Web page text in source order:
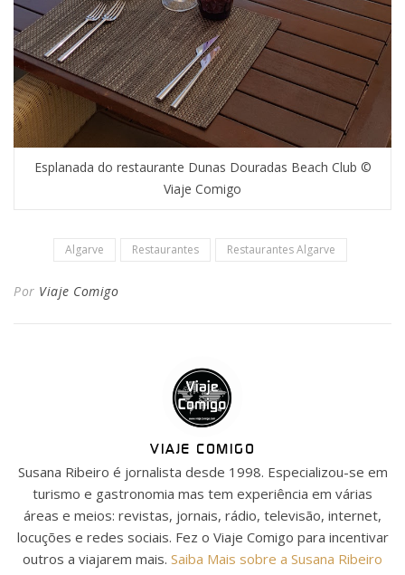
Esplanada do restaurante Dunas Douradas Beach Club ©
Viaje Comigo
Algarve Restaurantes Restaurantes Algarve
Por Viaje Comigo
VIAJE COMIGO
Susana Ribeiro é jornalista desde 1998. Especializou-se em
turismo e gastronomia mas tem experiência em várias
áreas e meios: revistas, jornais, rádio, televisão, internet,
locuções e redes sociais. Fez o Viaje Comigo para incentivar
outros a viajarem mais. Saiba Mais sobre a Susana Ribeiro